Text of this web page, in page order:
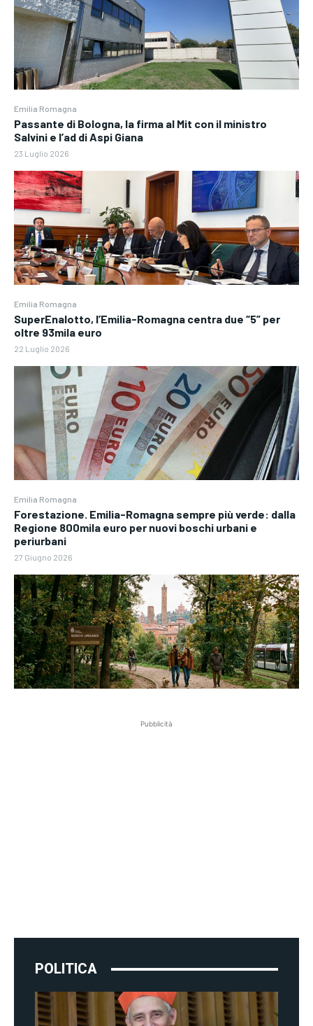
Emilia Romagna
Passante di Bologna, la firma al Mit con il ministro
Salvini e l’ad di Aspi Giana
23 Luglio 2026
Emilia Romagna
SuperEnalotto, l’Emilia-Romagna centra due “5” per
oltre 93mila euro
22 Luglio 2026
Emilia Romagna
Forestazione. Emilia-Romagna sempre più verde: dalla
Regione 800mila euro per nuovi boschi urbani e
periurbani
27 Giugno 2026
Pubblicità
POLITICA